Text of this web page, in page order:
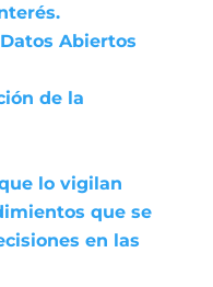
Abiertos
de la
lo vigilan
que se
en las